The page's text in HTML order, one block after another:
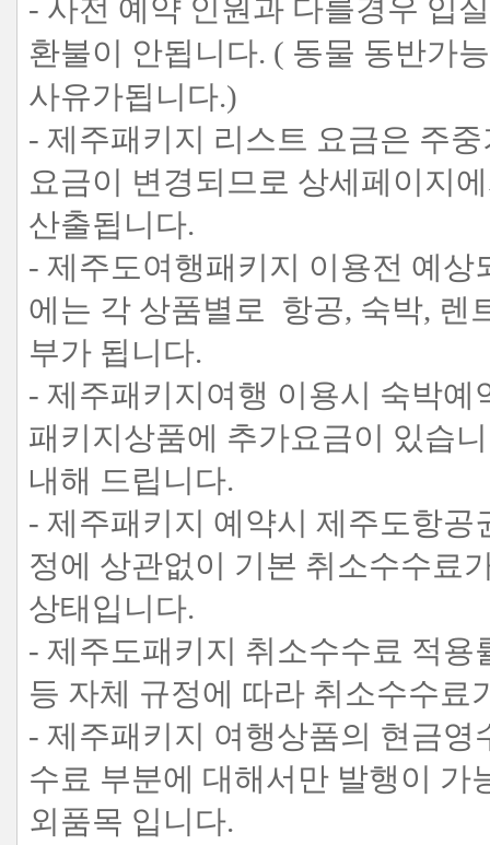
- 사전 예약 인원과 다를경우 입
환불이 안됩니다. ( 동물 동반가
사유가됩니다.)
- 제주패키지 리스트 요금은 주
요금이 변경되므로 상세페이지
산출됩니다.
- 제주도여행패키지 이용전 예
에는 각 상품별로 항공, 숙박, 렌
부가 됩니다.
- 제주패키지여행 이용시 숙박
패키지상품에 추가요금이 있습
내해 드립니다.
- 제주패키지 예약시 제주도항
정에 상관없이 기본 취소수수료
상태입니다.
- 제주도패키지 취소수수료 적
등 자체 규정에 따라 취소수수료
- 제주패키지 여행상품의 현금
수료 부분에 대해서만 발행이
외품목 입니다.